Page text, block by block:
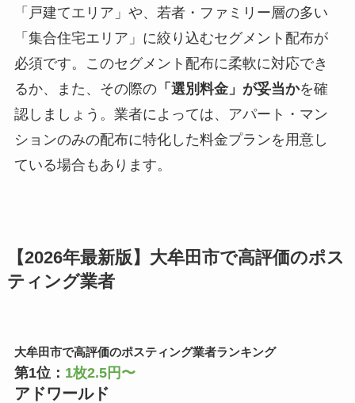
「戸建てエリア」や、若者・ファミリー層の多い
「集合住宅エリア」に絞り込むセグメント配布が
必須です。このセグメント配布に柔軟に対応でき
るか、また、その際の「選別料金」が妥当かを確
認しましょう。業者によっては、アパート・マン
ションのみの配布に特化した料金プランを用意し
ている場合もあります。
【2026年最新版】大牟田市で高評価のポス
ティング業者
大牟田市で高評価のポスティング業者ランキング
第1位： 1枚2.5円〜
アドワールド